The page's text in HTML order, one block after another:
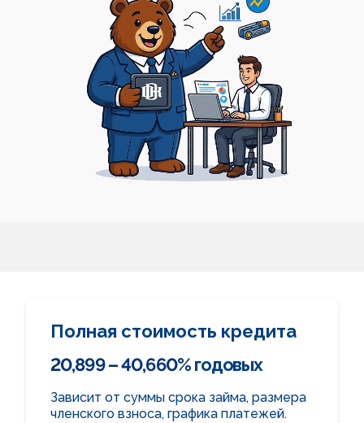
Полная стоимость кредита
20,899 – 40,660%годовых
Зависит от суммы срока займа, размера
членского взноса, графика платежей.